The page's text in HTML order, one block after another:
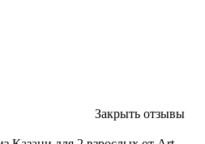
Закрыть отзывы